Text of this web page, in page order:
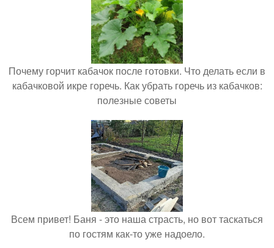
Почему горчит кабачок после готовки. Что делать если в
кабачковой икре горечь. Как убрать горечь из кабачков:
полезные советы
Всем привет! Баня - это наша страсть, но вот таскаться
по гостям как-то уже надоело.